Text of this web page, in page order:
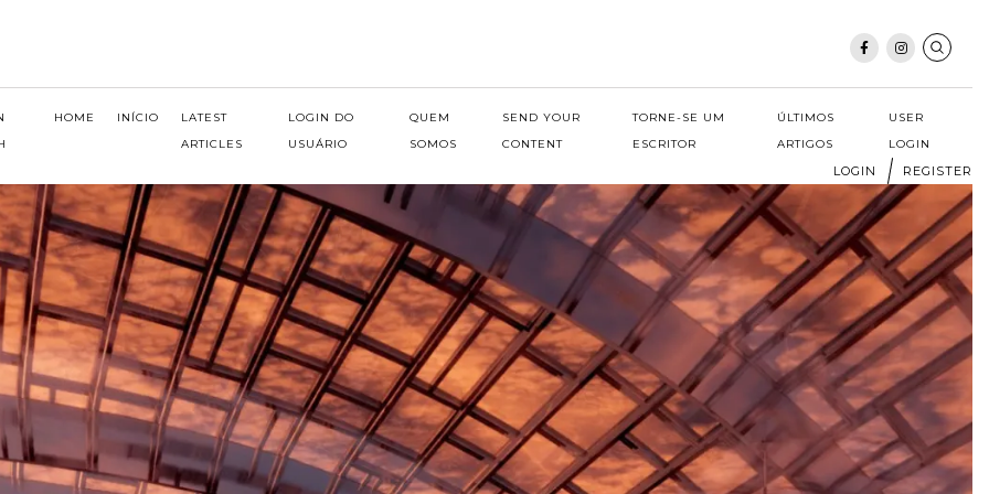
HOME INÍCIO
LATEST
ARTICLES
LOGIN DO
USUÁRIO
QUEM
SOMOS
SEND YOUR
CONTENT
TORNE-SE UM
ESCRITOR
ÚLTIMOS
ARTIGOS
USER
LOGIN
LOGIN REGISTER